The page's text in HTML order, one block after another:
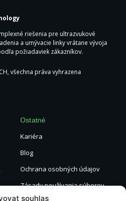
souhlas
riešenia pre ultrazvukové
a umývacie linky vrátane vývoja
požiadaviek zákazníkov.
všechna práva vyhrazena
Ostatné
Kariéra
Blog
Ochrana osobných údajov
Zásady používania súborov